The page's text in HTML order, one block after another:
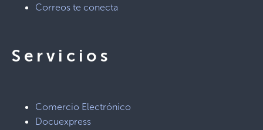
Correos te conecta
Servicios
Comercio Electrónico
Docuexpress